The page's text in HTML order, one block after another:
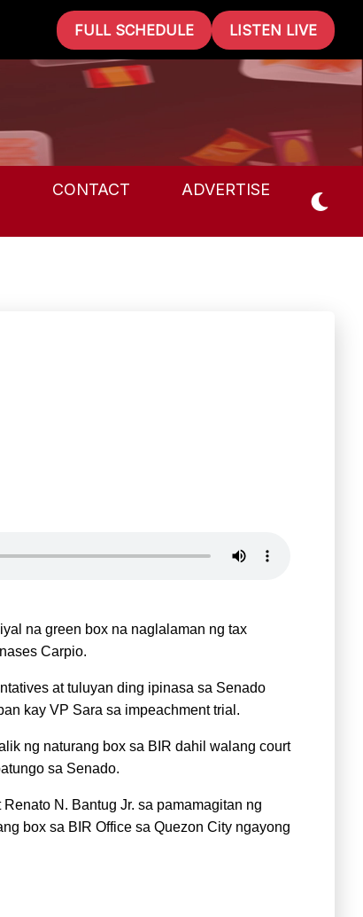
FULL SCHEDULE LISTEN LIVE
CONTACT ADVERTISE
na green box na naglalaman ng tax
Carpio.
at tuluyan ding ipinasa sa Senado
kay VP Sara sa impeachment trial.
ng naturang box sa BIR dahil walang court
sa Senado.
N. Bantug Jr. sa pamamagitan ng
box sa BIR Office sa Quezon City ngayong